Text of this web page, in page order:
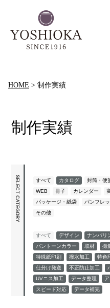
HOME > 制作実績
制作実績
SELECT CATEGORY すべて カタログ 封筒・便
WEB
冊子 カレンダー
パッケージ・紙袋
パンフレッ
その他
すべて デザイン ナンバリ
パントーンカラー
取材 撮
特殊紙印刷
撥水加工 特色
仕分け発送
不正防止加工
UVニス加工
データ整理
スピード対応
データ補完